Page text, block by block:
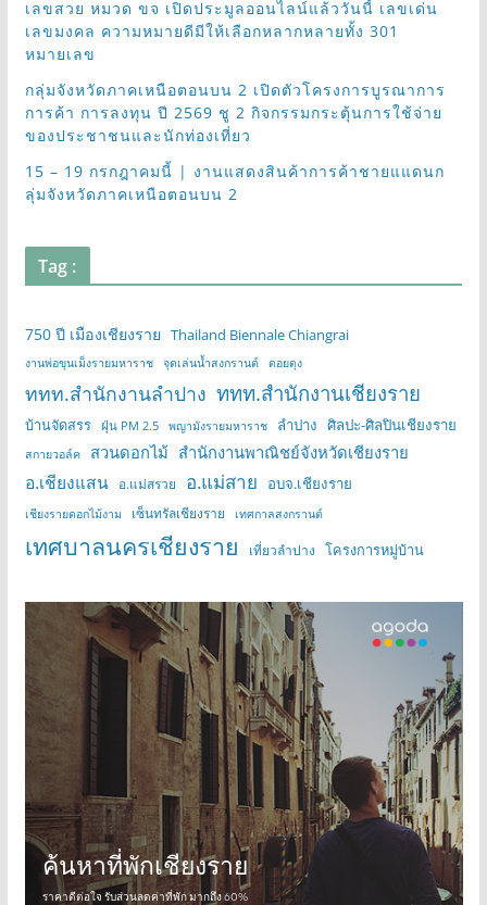
เลขสวย หมวด ขจ เปิดประมูลออนไลน์แล้ววันนี้ เลขเด่น
เลขมงคล ความหมายดีมีให้เลือกหลากหลายทั้ง 301
หมายเลข
กลุ่มจังหวัดภาคเหนือตอนบน 2 เปิดตัวโครงการบูรณาการ
การค้า การลงทุน ปี 2569 ชู 2 กิจกรรมกระตุ้นการใช้จ่าย
ของประชาชนและนักท่องเที่ยว
15 – 19 กรกฎาคมนี้ | งานแสดงสินค้าการค้าชายแแดนก
ลุ่มจังหวัดภาคเหนือตอนบน 2
Tag :
750 ปี เมืองเชียงราย Thailand Biennale Chiangrai
งานพ่อขุนเม็งรายมหาราช จุดเล่นน้ำสงกรานต์ ดอยตุง
ททท.สำนักงานลำปาง ททท.สำนักงานเชียงราย
บ้านจัดสรร ฝุ่น PM 2.5 พญามังรายมหาราช ลำปาง ศิลปะ-ศิลปินเชียงราย
สกายวอล์ค สวนดอกไม้ สำนักงานพาณิชย์จังหวัดเชียงราย
อ.เชียงแสน อ.แม่สรวย อ.แม่สาย อบจ.เชียงราย
เชียงรายดอกไม้งาม เซ็นทรัลเชียงราย เทศกาลสงกรานต์
เทศบาลนครเชียงราย เที่ยวลำปาง โครงการหมู่บ้าน